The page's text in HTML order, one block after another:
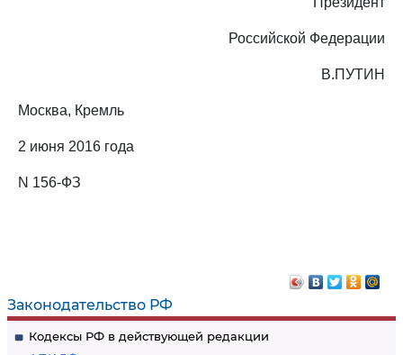
Законодательство РФ
Кодексы РФ в действующей редакции
Российской Федерации
В.ПУТИН
Москва, Кремль
2 июня 2016 года
N 156-ФЗ